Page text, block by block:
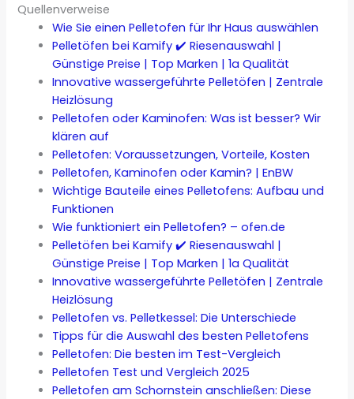
Quellenverweise
Wie Sie einen Pelletofen für Ihr Haus auswählen
Pelletöfen bei Kamify ✔️ Riesenauswahl |
Günstige Preise | Top Marken | 1a Qualität
Innovative wassergeführte Pelletöfen | Zentrale
Heizlösung
Pelletofen oder Kaminofen: Was ist besser? Wir
klären auf
Pelletofen: Voraussetzungen, Vorteile, Kosten
Pelletofen, Kaminofen oder Kamin? | EnBW
Wichtige Bauteile eines Pelletofens: Aufbau und
Funktionen
Wie funktioniert ein Pelletofen? – ofen.de
Pelletöfen bei Kamify ✔️ Riesenauswahl |
Günstige Preise | Top Marken | 1a Qualität
Innovative wassergeführte Pelletöfen | Zentrale
Heizlösung
Pelletofen vs. Pelletkessel: Die Unterschiede
Tipps für die Auswahl des besten Pelletofens
Pelletofen: Die besten im Test-Vergleich
Pelletofen Test und Vergleich 2025
Pelletofen am Schornstein anschließen: Diese